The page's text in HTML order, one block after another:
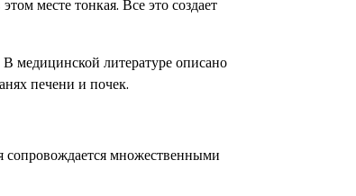
месте тонкая. Все это создает
медицинской литературе описано
печени и почек.
сопровождается множественными